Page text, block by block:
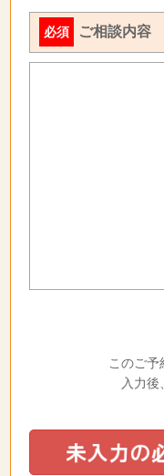
必須 ご相談内容
このご予
入力後